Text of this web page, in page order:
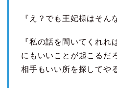
『え？でも王妃様はそん
『私の話を間いてくれれ
にもいいことが起こるだ
相手もいい所を探してや